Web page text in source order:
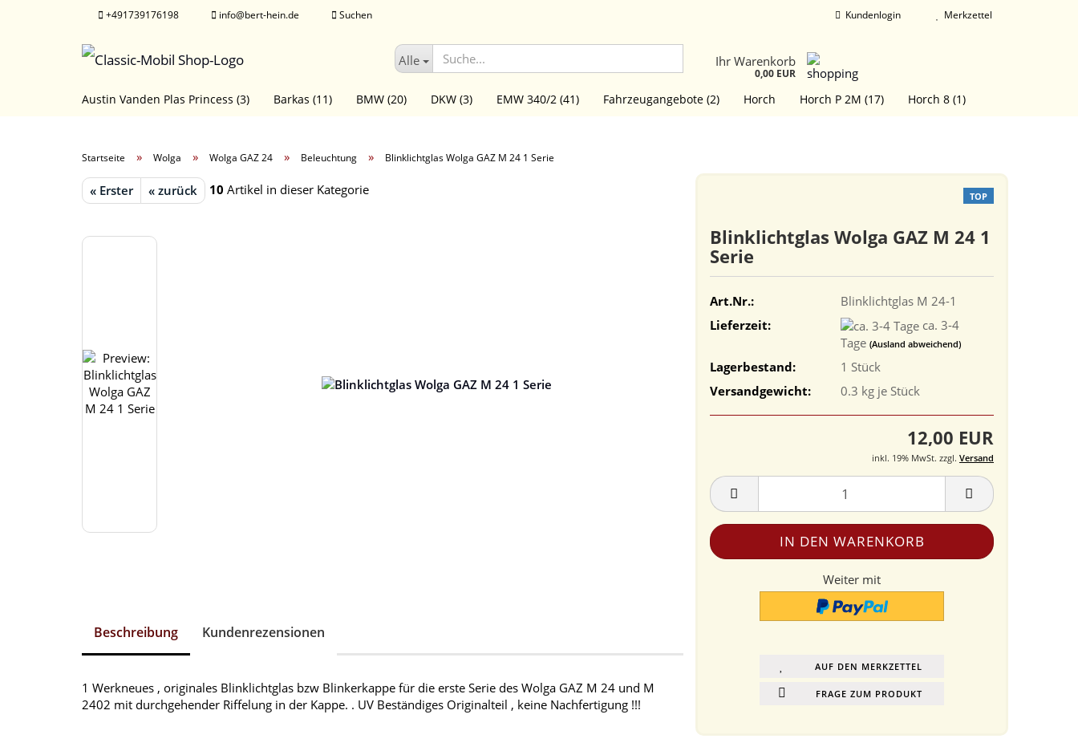
+491739176198 info@bert-hein.de Suchen Kundenlogin Merkzettel
Alle Ihr Warenkorb
0,00 EUR
Austin Vanden Plas Princess (3) Barkas (11) BMW (20) DKW (3) EMW 340/2 (41) Fahrzeugangebote (2) Horch Horch P 2M (17) Horch 8 (1)
Moskvich (13) Packard (4) Pobeda GAZ M 20 (3) Sachsenring P 3 (11) SIM GAZ 12 (24)
Tschaika GAZ 13 (57) Volvo (2) Wartburg (54) KONTAKT
Startseite » Wolga » Wolga GAZ 24 » Beleuchtung » Blinklichtglas Wolga GAZ M 24 1 Serie
« Erster « zurück 10 Artikel in dieser Kategorie TOP
Blinklichtglas Wolga GAZ M 24 1
Serie
Art.Nr.:
Blinklichtglas M 24-1
Lieferzeit:
ca. 3-4
Tage (Ausland abweichend)
Lagerbestand: 1 Stück
Versandgewicht:
0.3 kg je Stück
12,00 EUR
inkl. 19% MwSt. zzgl. Versand
Weiter mit
AUF DEN MERKZETTEL
FRAGE ZUM PRODUKT
Beschreibung Kundenrezensionen
1 Werkneues , originales Blinklichtglas bzw Blinkerkappe für die erste Serie des Wolga GAZ M 24 und M
2402 mit durchgehender Riffelung in der Kappe. . UV Beständiges Originalteil , keine Nachfertigung !!!